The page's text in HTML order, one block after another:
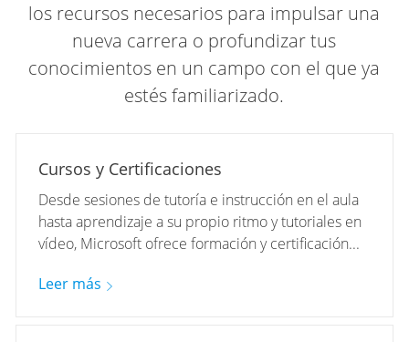
los recursos necesarios para impulsar una
nueva carrera o profundizar tus
conocimientos en un campo con el que ya
estés familiarizado.
Cursos y Certificaciones
Desde sesiones de tutoría e instrucción en el aula
hasta aprendizaje a su propio ritmo y tutoriales en
vídeo, Microsoft ofrece formación y certificación...
Leer más